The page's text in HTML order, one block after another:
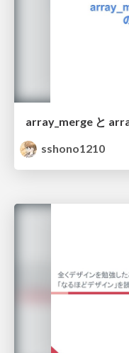
array_merge と
sshono1210